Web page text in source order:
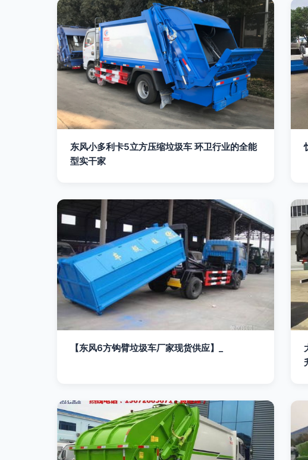
东风小多利卡5立方压缩垃圾车 环卫行业的全能
型实干家
【东风6方钩臂垃圾车厂家现货供应】_